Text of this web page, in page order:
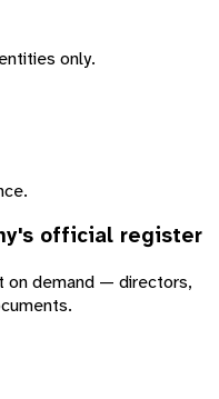
only.
's official register
on demand — directors,